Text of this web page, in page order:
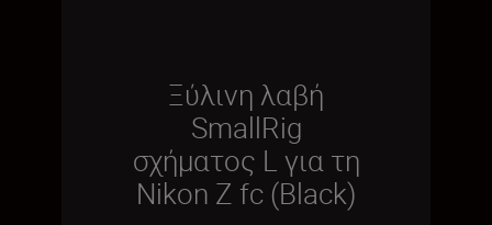
Ξύλινη λαβή
SmallRig
σχήματος L για τη
Nikon Z fc (Black)